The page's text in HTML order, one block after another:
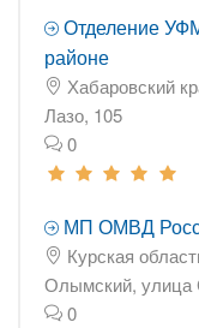
Отделение
районе
Хабаровский
Лазо, 105
0
МП ОМВД
Курская
Олымский, улица
0